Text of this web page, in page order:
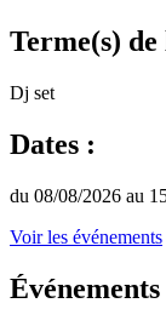
Terme(s)
Dj set
Dates :
du 08/08/2026 au
Voir les événements
Événements